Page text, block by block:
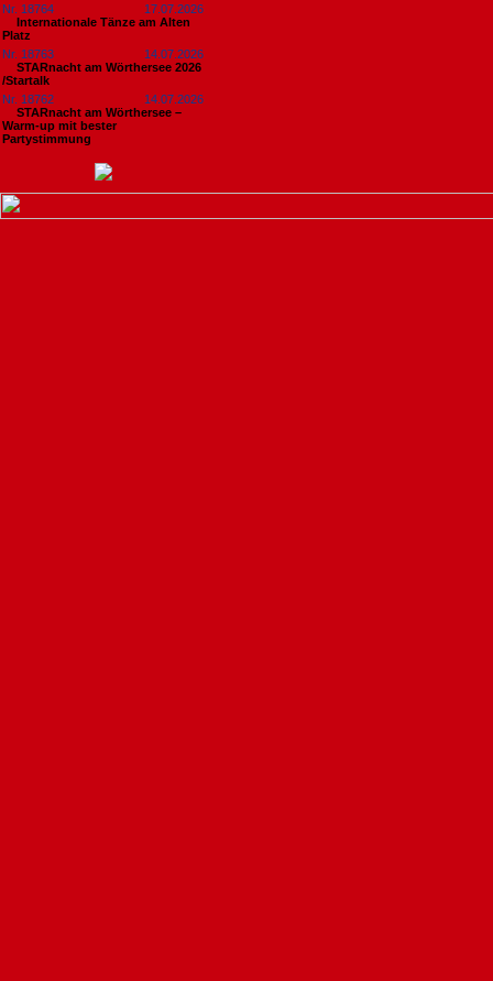
Nr. 18764
17.07.2026
Internationale Tänze am Alten
Platz
Nr. 18763
14.07.2026
STARnacht am Wörthersee 2026
/Startalk
Nr. 18762
14.07.2026
STARnacht am Wörthersee –
Warm-up mit bester
Partystimmung